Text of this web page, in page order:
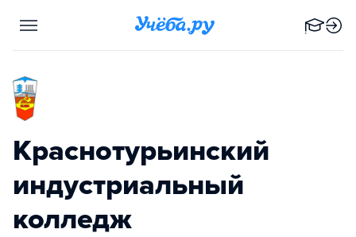
Краснотурьинский
индустриальный
колледж